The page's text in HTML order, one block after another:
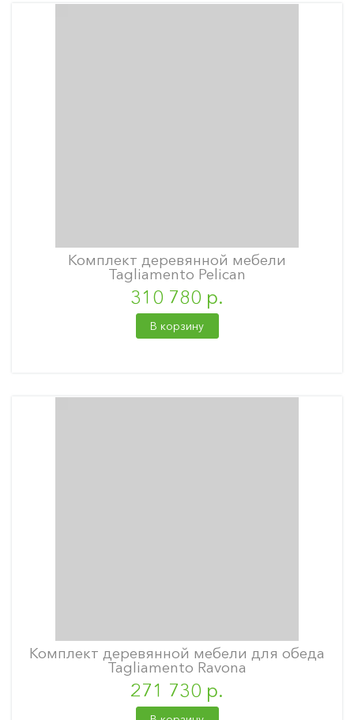
Комплект деревянной мебели
Tagliamento Pelican
310 780 р.
В корзину
Комплект деревянной мебели для обеда
Tagliamento Ravona
271 730 р.